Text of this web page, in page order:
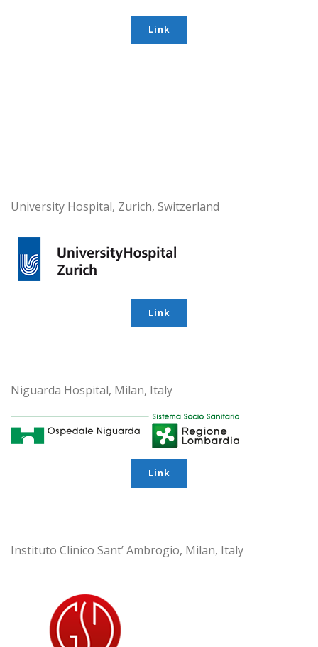
Link
University Hospital, Zurich, Switzerland
Link
Niguarda Hospital, Milan, Italy
Link
Instituto Clinico Sant’ Ambrogio, Milan, Italy